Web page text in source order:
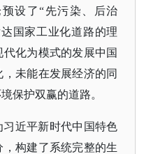
预设了“先污染、后治
国家工业化道路的理
化为模式的发展中国
未能在发展经济的同
保护双赢的道路。
近平新时代中国特色
构建了系统完整的生